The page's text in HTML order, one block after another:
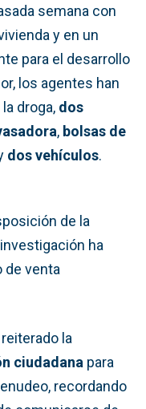
semana con
y en un
para el desarrollo
los agentes han
droga, dos
, bolsas de
dos vehículos.
de la
ha
de venta
la
ciudadana para
recordando